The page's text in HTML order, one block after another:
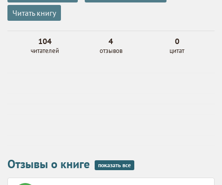
Читать книгу
104
читателей
4
отзывов
0
цитат
Отзывы о книге показать все